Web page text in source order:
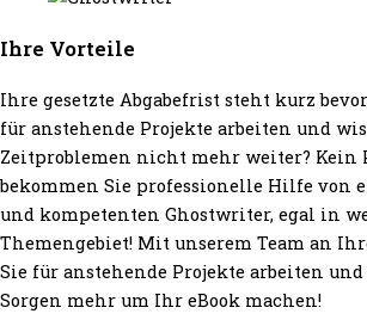
Ihre Vorteile
Ihre gesetzte Abgabefrist steht kurz
für anstehende Projekte arbeiten und
Zeitproblemen nicht mehr weiter? Kein
bekommen Sie professionelle Hilfe von
und kompetenten Ghostwriter, egal in
Themengebiet! Mit unserem Team an
Sie für anstehende Projekte arbeiten
Sorgen mehr um Ihr eBook machen!